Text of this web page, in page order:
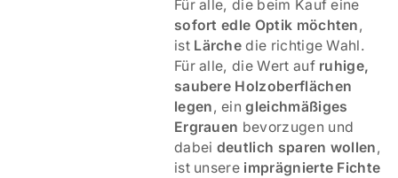
Für alle, die beim Kauf eine
sofort edle Optik möchten,
ist Lärchedie richtige Wahl.
Für alle, die Wert auf ruhige,
saubere Holzoberflächen
legen, eingleichmäßiges
Ergrauen bevorzugen und
dabei deutlich sparen wollen,
ist unsere imprägnierte Fichte